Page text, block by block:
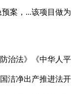
案，...该项目做为
治法》《中华人平
洁净出产推进法开